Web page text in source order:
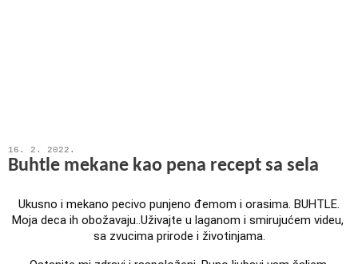
16. 2. 2022.
Buhtle mekane kao pena recept sa sela
Ukusno i mekano pecivo punjeno đemom i orasima. BUHTLE.
Moja deca ih obožavaju..Uživajte u laganom i smirujućem videu,
sa zvucima prirode i životinjama.